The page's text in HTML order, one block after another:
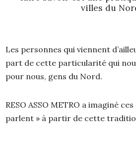
villes du
Les personnes qui viennent
part de cette particularité qui
pour nous, gens du Nord.
RESO ASSO METRO a imaginé
parlent » à partir de cette